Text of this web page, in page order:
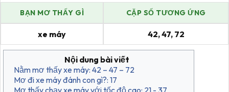
BẠN MƠ THẤY GÌ CẶP SỐ TƯƠNG ỨNG
xe máy 42, 47, 72
Nội dung bài viết
Nằm mơ thấy xe máy: 42 – 47 – 72
Mơ đi xe máy đánh con gì?: 17
Mơ thấy chạy xe máy với tốc độ cao: 21 - 37